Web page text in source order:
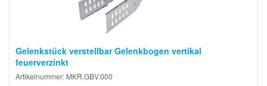
Gelenkstück verstellbar Gelenkbogen vertikal
feuerverzinkt
Artikelnummer: MKR.GBV.000